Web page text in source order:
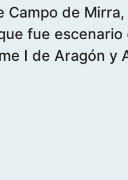
Campo de
fue
I de Aragón y